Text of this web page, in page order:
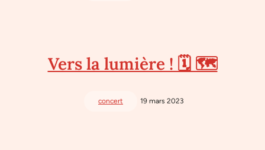
Vers la lumière ! 🗓 🗺
concert 19 mars 2023